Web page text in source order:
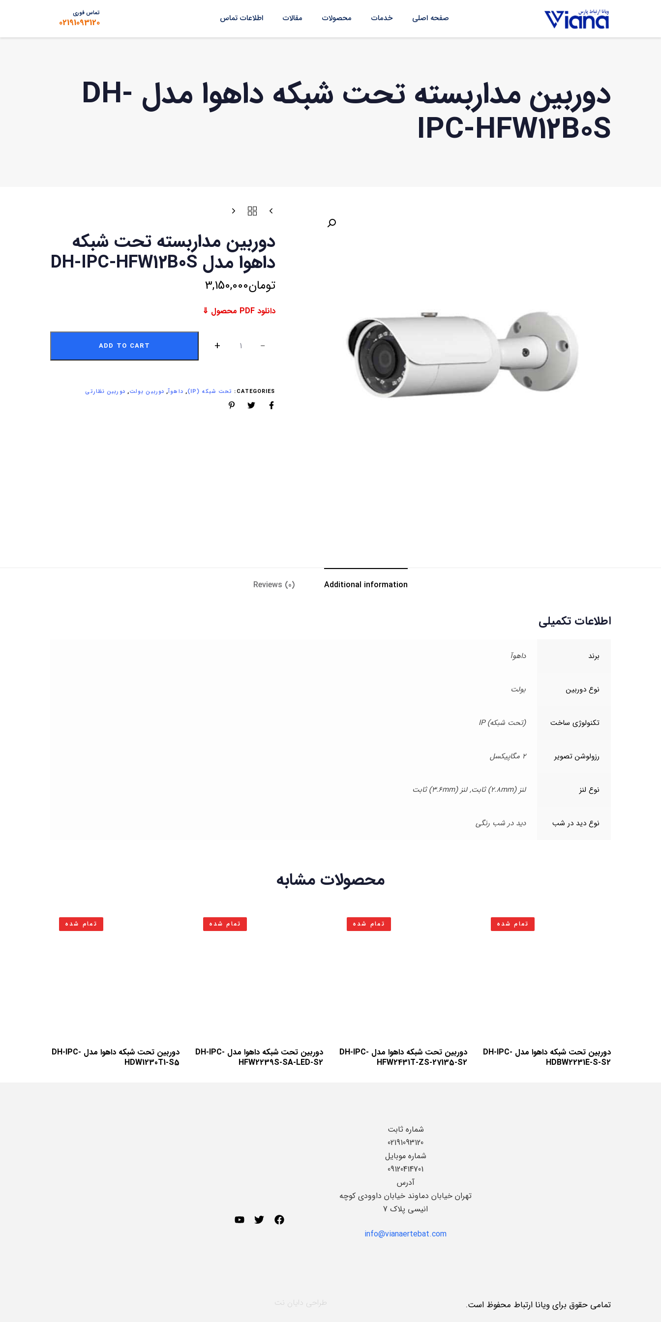
صفحه اصلی خدمات محصولات مقالات اطلاعات تماس تماس فوری
02191093120
دوربین مداربسته تحت شبکه داهوا مدل DH-
IPC-HFW12B0S
دوربین مداربسته تحت شبکه
داهوا مدل DH-IPC-HFW12B0S
تومان3,150,000
دانلود PDF محصول ⇓
ADD TO CART
CATEGORIES: تحت شبکه (IP) , داهوآ, دوربین بولت, دوربین نظارتی
Additional information
Reviews (0)
اطلاعات تکمیلی
برند داهوآ
نوع دوربین بولت
تکنولوژی ساخت (تحت شبکه) IP
رزولوشن تصویر 2 مگاپیکسل
نوع لنز لنز (2.8mm) ثابت, لنز (3.6mm) ثابت
نوع دید در شب دید در شب رنگی
محصولات مشابه
تمام شده
دوربین تحت شبکه داهوا مدل DH-IPC-
HDBW2231E-S-S2
تمام شده
دوربین تحت شبکه داهوا مدل DH-IPC-
HFW2431T-ZS-27135-S2
تمام شده
دوربین تحت شبکه داهوا مدل DH-IPC-
HFW2239S-SA-LED-S2
تمام شده
دوربین تحت شبکه داهوا مدل DH-IPC-
HDW1230T1-S5
شماره ثابت
02191093120
شماره موبایل
09120414701
آدرس
تهران خیابان دماوند خیابان داوودی کوچه
انیسی پلاک 7
info@vianaertebat.com
تمامی حقوق برای ویانا ارتباط محفوظ است. طراحی دایان نت